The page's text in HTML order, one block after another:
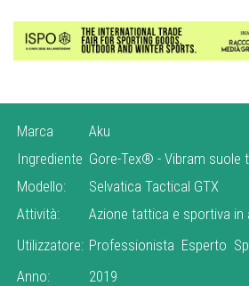
Marca
Aku
Ingrediente Gore-Tex® - Vibram suole
Modello:
Selvatica Tactical GTX
Attività:
Azione tattica e sportiva in
Utilizzatore: Professionista Esperto
Anno:
2019